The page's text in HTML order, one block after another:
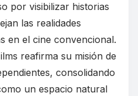
por visibilizar historias
las realidades
en el cine convencional.
reafirma su misión de
consolidando
un espacio natural